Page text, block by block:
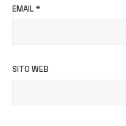
EMAIL*
SITO WEB